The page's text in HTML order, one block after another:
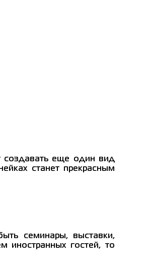
создавать еще один вид
станет прекрасным
семинары, выставки,
иностранных гостей, то